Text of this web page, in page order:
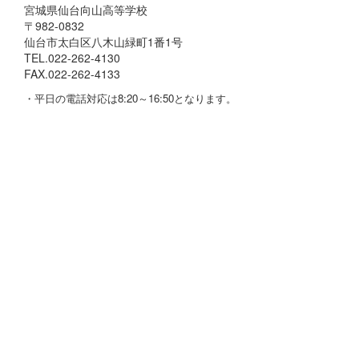
宮城県仙台向山高等学校
〒982-0832
仙台市太白区八木山緑町1番1号
TEL.022-262-4130
FAX.022-262-4133
・平日の電話対応は8:20～16:50となります。